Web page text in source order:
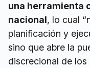
una herramienta
nacional, lo cual
planificación y
sino que abre la
discrecional de